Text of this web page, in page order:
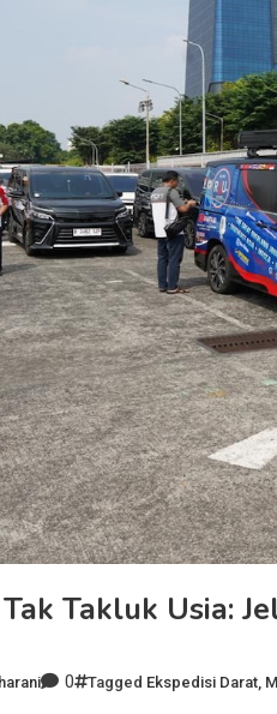
Takluk Usia:
0 Tagged Ekspedisi Darat